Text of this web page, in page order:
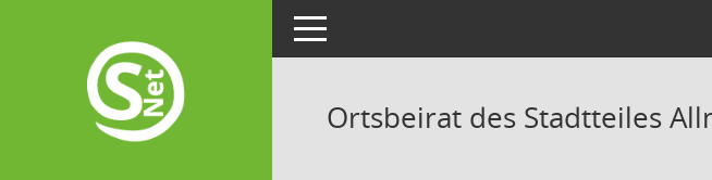
Toggle navigation
Ortsbeirat des Stadtteiles